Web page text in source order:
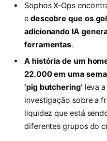
Sophos X-Ops
edescobre que os
adicionando IA
ferramentas.
A história de um
22.000 em uma
‘pig butchering’ leva
investigação sobre a
liquidez que está
diferentes grupos do